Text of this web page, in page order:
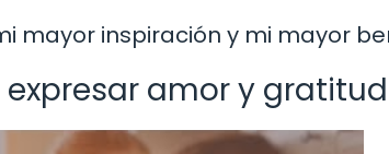
mayor inspiración y mi mayor
amor y gratitud